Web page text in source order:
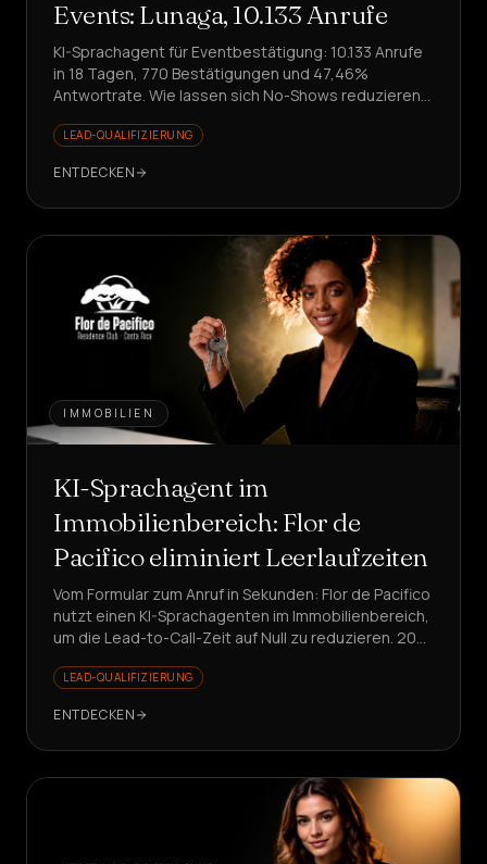
Events: Lunaga, 10.133 Anrufe
KI-Sprachagent für Eventbestätigung: 10.133 Anrufe
in 18 Tagen, 770 Bestätigungen und 47,46%
Antwortrate. Wie lassen sich No-Shows reduzieren,
LEAD-QUALIFIZIERUNG
ENTDECKEN
IMMOBILIEN
KI-Sprachagent im
Immobilienbereich: Flor de
Pacifico eliminiert Leerlaufzeiten
Vom Formular zum Anruf in Sekunden: Flor de Pacifico
nutzt einen KI-Sprachagenten im Immobilienbereich,
um die Lead-to-Call-Zeit auf Null zu reduzieren. 207
Antworten.
LEAD-QUALIFIZIERUNG
ENTDECKEN